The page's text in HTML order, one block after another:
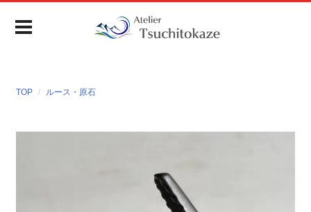
TOP ルース・原石